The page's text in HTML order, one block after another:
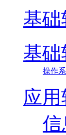
基础
基础
操作
应
信